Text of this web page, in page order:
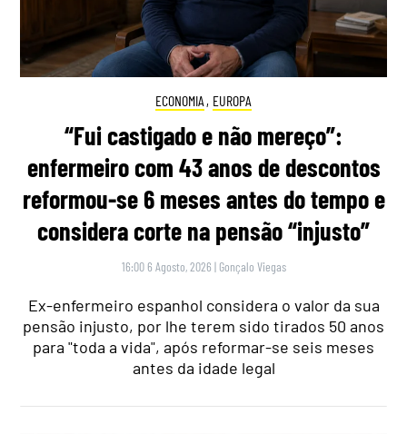
ECONOMIA , EUROPA
“Fui castigado e não mereço”:
enfermeiro com 43 anos de descontos
reformou-se 6 meses antes do tempo e
considera corte na pensão “injusto”
16:00 6 Agosto, 2026 | Gonçalo Viegas
Ex-enfermeiro espanhol considera o valor da sua
pensão injusto, por lhe terem sido tirados 50 anos
para "toda a vida", após reformar-se seis meses
antes da idade legal